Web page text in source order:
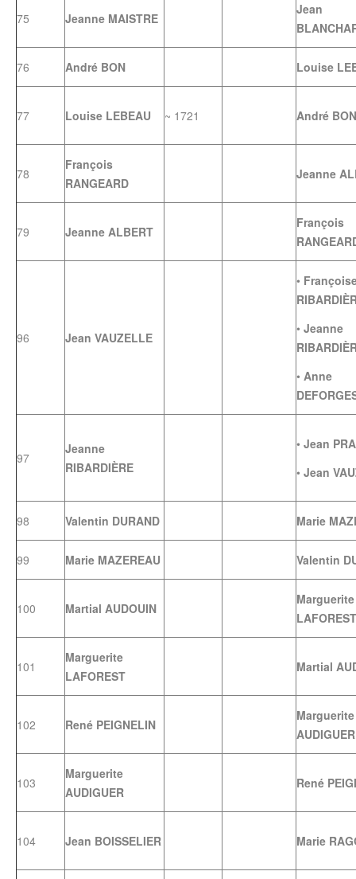
75 Jeanne MAISTRE
Jean
76 André BON Louise
77 Louise LEBEAU ~ 1721 André BON
78
François
RANGEARD
Jeanne
79 Jeanne ALBERT
François
96 Jean VAUZELLE
•
• Jeanne
• Anne
97
Jeanne
RIBARDIÈRE
• Jean
• Jean
98 Valentin DURAND Marie
99 Marie MAZEREAU Valentin
100 Martial AUDOUIN
Marguerite
LAFOREST
101
Marguerite
LAFOREST
Martial
102 René PEIGNELIN
Marguerite
AUDIGUER
103
Marguerite
AUDIGUER
René
104 Jean BOISSELIER Marie